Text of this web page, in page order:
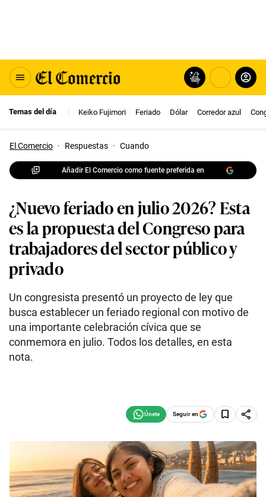
Temas del día Keiko Fujimori Feriado Dólar Corredor azul
El Comercio · Respuestas · Cuando
Añadir El Comercio como fuente preferida en
¿Nuevo feriado en julio 2026? Esta
es la propuesta del Congreso para
trabajadores del sector público y
privado
Un congresista presentó un proyecto de ley que
busca establecer un feriado regional con motivo de
una importante celebración cívica que se
conmemora en julio. Todos los detalles, en esta
nota.
Seguir en